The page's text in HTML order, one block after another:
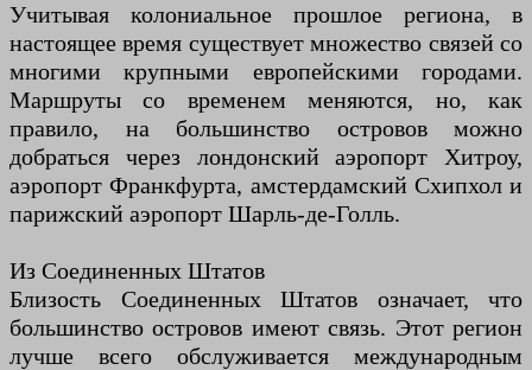
Учитывая колониальное прошлое региона, в
настоящее время существует множество связей со
многими крупными европейскими городами.
Маршруты со временем меняются, но, как
правило, на большинство островов можно
добраться через лондонский аэропорт Хитроу,
аэропорт Франкфурта, амстердамский Схипхол и
парижский аэропорт Шарль-де-Голль.
Из Соединенных Штатов
Близость Соединенных Штатов означает, что
большинство островов имеют связь. Этот регион
лучше всего обслуживается международным